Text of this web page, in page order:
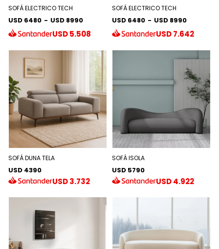
SOFÁ ELECTRICO TECH
USD 6480 - USD 8990
USD5.508
SOFÁ ELECTRICO TECH
USD 6480 - USD 8990
USD7.642
SOFÁ DUNA TELA
USD 4390
USD3.732
SOFÁ ISOLA
USD 5790
USD4.922